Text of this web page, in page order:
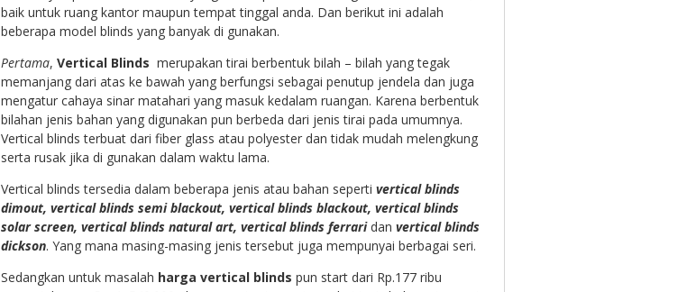
baik untuk ruang kantor maupun tempat tinggal anda. Dan berikut ini adalah
beberapa model blinds yang banyak di gunakan.
Pertama, Vertical Blinds merupakan tirai berbentuk bilah – bilah yang tegak
memanjang dari atas ke bawah yang berfungsi sebagai penutup jendela dan juga
mengatur cahaya sinar matahari yang masuk kedalam ruangan. Karena berbentuk
bilahan jenis bahan yang digunakan pun berbeda dari jenis tirai pada umumnya.
Vertical blinds terbuat dari fiber glass atau polyester dan tidak mudah melengkung
serta rusak jika di gunakan dalam waktu lama.
Vertical blinds tersedia dalam beberapa jenis atau bahan seperti vertical blinds
dimout, vertical blinds semi blackout, vertical blinds blackout, vertical blinds
solar screen, vertical blinds natural art, vertical blinds ferraridan vertical blinds
dickson. Yang mana masing-masing jenis tersebut juga mempunyai berbagai seri.
Sedangkan untuk masalah harga vertical blinds pun start dari Rp.177 ribu